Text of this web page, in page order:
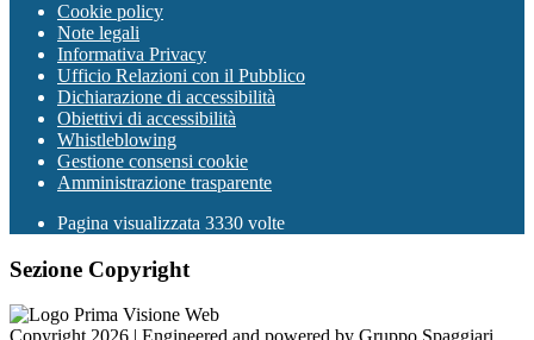
Cookie policy
Note legali
Informativa Privacy
Ufficio Relazioni con il Pubblico
Dichiarazione di accessibilità
Obiettivi di accessibilità
Whistleblowing
Gestione consensi cookie
Amministrazione trasparente
Pagina visualizzata 3330 volte
Sezione Copyright